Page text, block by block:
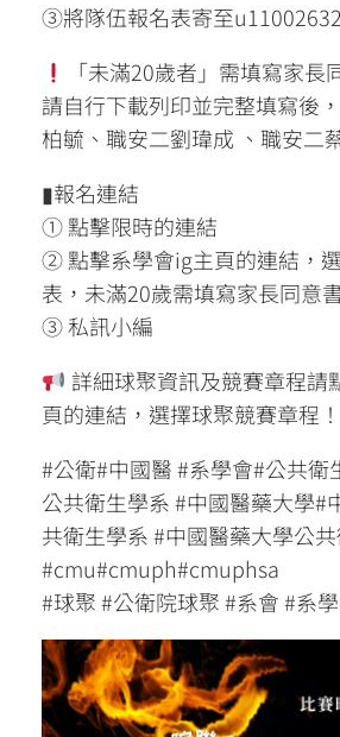
③將隊伍報名表寄至
「未滿20歲者」需填寫家長
請自行下載列印並完整填寫後
柏毓、職安二劉瑋成 、職安二
▮報名連結
① 點擊限時的連結
② 點擊系學會ig主頁的連結，
表，未滿20歲需填寫家長同意
③ 私訊小編
詳細球聚資訊及競賽章程請
頁的連結，選擇球聚競賽章程！
#公衛#中國醫 #系學會#公共衛
公共衛生學系 #中國醫藥大學#
共衛生學系 #中國醫藥大學公
#cmu#cmuph#cmuphsa
#球聚 #公衛院球聚 #系會 #系